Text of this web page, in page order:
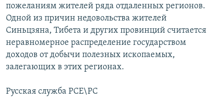
пожеланиям жителей ряда отдаленных регионов.
Одной из причин недовольства жителей
Синьцзяна, Тибета и других провинций считается
неравномерное распределение государством
доходов от добычи полезных ископаемых,
залегающих в этих регионах.
Русская служба РСЕ\РС